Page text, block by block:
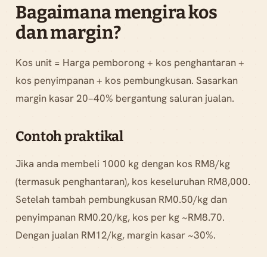
Bagaimana mengira kos
dan margin?
Kos unit = Harga pemborong + kos penghantaran +
kos penyimpanan + kos pembungkusan. Sasarkan
margin kasar 20–40% bergantung saluran jualan.
Contoh praktikal
Jika anda membeli 1000 kg dengan kos RM8/kg
(termasuk penghantaran), kos keseluruhan RM8,000.
Setelah tambah pembungkusan RM0.50/kg dan
penyimpanan RM0.20/kg, kos per kg ~RM8.70.
Dengan jualan RM12/kg, margin kasar ~30%.